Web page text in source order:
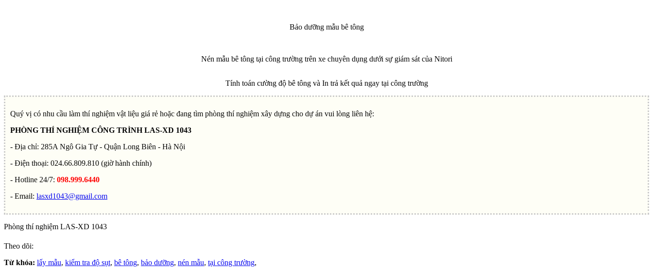
Bảo dưỡng mẫu bê tông
Nén mẫu bê tông tại công trường trên xe chuyên dụng dưới sự giám sát của Nitori
Tính toán cường độ bê tông và In trả kết quả ngay tại công trường
Quý vị có nhu cầu làm thí nghiệm vật liệu giá rẻ hoặc đang tìm phòng thí nghiệm xây dựng cho dự án vui lòng liên hệ:
PHÒNG THÍ NGHIỆM CÔNG TRÌNH LAS-XD 1043
- Địa chỉ: 285A Ngô Gia Tự - Quận Long Biên - Hà Nội
- Điện thoại: 024.66.809.810 (giờ hành chính)
- Hotline 24/7: 098.999.6440
- Email: lasxd1043@gmail.com
Phòng thí nghiệm LAS-XD 1043
Theo dõi:
Từ khóa: lấy mẫu, kiểm tra độ sụt, bê tông, bảo dưỡng, nén mẫu, tại công trường,